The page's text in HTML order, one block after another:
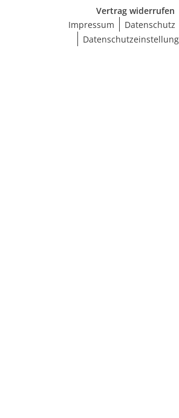
Vertrag widerrufen
Impressum
Datenschutz